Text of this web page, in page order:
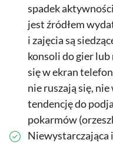
spadek
jest źródłem
i zajęcia są
konsoli do gier
się w ekran
nie ruszają się,
tendencję do
pokarmów
Niewystarczająca